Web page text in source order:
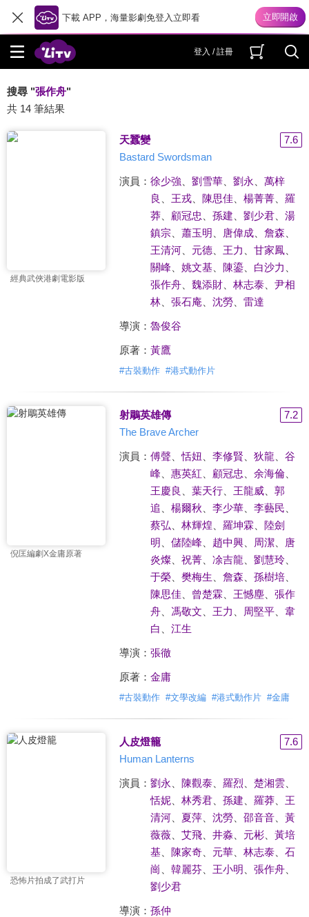
下載 APP，海量影劇免登入立即看
登入 / 註冊
搜尋 "張作舟"
共 14 筆結果
經典武俠港劇電影版
天蠶變
7.6
Bastard Swordsman
演員： 徐少強 劉雪華、 劉永
萬梓
良
王戎、 陳思佳 楊菁菁、 羅
莽、 顧冠忠 孫建 劉少君、 湯
鎮宗、 蕭玉明 唐偉成、 詹森
王清河、 元德、 王力 甘家鳳、
關峰、 姚文基、 陳鎏、 白沙力
張作舟、 魏添財、 林志泰、 尹相
林、 張石庵 沈勞、 雷達
導演： 魯俊谷
原著： 黃鷹
#古裝動作 #港式動作片
倪匡編劇X金庸原著
射鵰英雄傳
7.2
The Brave Archer
演員： 傅聲、恬妞 李修賢 狄龍
谷
峰、 惠英紅 顧冠忠 余海倫、
王慶良
葉天行、 王龍威、 郭
追
楊爾秋 李少華、 李藝民
蔡弘
林輝煌 羅坤霖
陸劍
明
儲陸峰、 趙中興、 周潔、
唐
炎燦、 祝菁、 凃吉龍 劉慧玲、
于榮、 樊梅生 詹森 孫樹培、
陳思佳
曾楚霖 王憾塵、 張作
舟、 馮敬文 王力 周堅平、 韋
白
江生
導演： 張徹
原著： 金庸
#古裝動作 #文學改編 #港式動作片 #金庸
恐怖片拍成了武打片
人皮燈籠
7.6
Human Lanterns
演員： 劉永 陳觀泰、 羅烈 楚湘雲、
恬妮、 林秀君、 孫建 羅莽、 王
清河、 夏萍、 沈勞、 邵音音、 黃
薇薇、 艾飛、 井淼 元彬、 黃培
基、 陳家奇、 元華、 林志泰、 石
崗
韓麗芬、 王小明 張作舟、
劉少君
導演： 孫仲